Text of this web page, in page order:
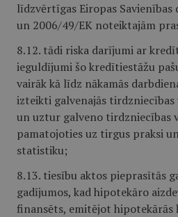
līdzvērtīgas Eiropas
un 2006/49/EK noteiktajām
8.12. tādi riska darījumi ar
ieguldījumi šo kredītiestāžu
vairāk kā līdz nākamās
izteikti galvenajās tirdzniecības
un uztur galveno tirdzniecības
pamatojoties uz tirgus praksi
statistiku;
8.13. tiesību aktos pieprasītās
gadījumos, kad hipotekāro
finansēts, emitējot hipotekārās